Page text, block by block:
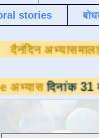
stories
31 मार्च पर्यंत